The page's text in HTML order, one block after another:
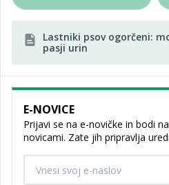
Lastniki psov ogorčeni:
pasji urin
E-NOVICE
Prijavi se na e-novičke in bodi
novicami. Zate jih pripravlja